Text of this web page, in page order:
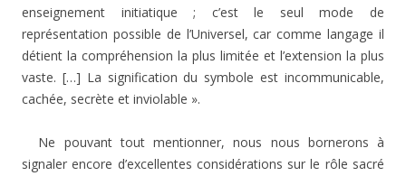
enseignement initiatique ; c’est le seul mode de
représentation possible de l’Universel, car comme langage il
détient la compréhension la plus limitée et l’extension la plus
vaste. […] La signification du symbole est incommunicable,
cachée, secrète et inviolable ».
Ne pouvant tout mentionner, nous nous bornerons à
signaler encore d’excellentes considérations sur le rôle sacré